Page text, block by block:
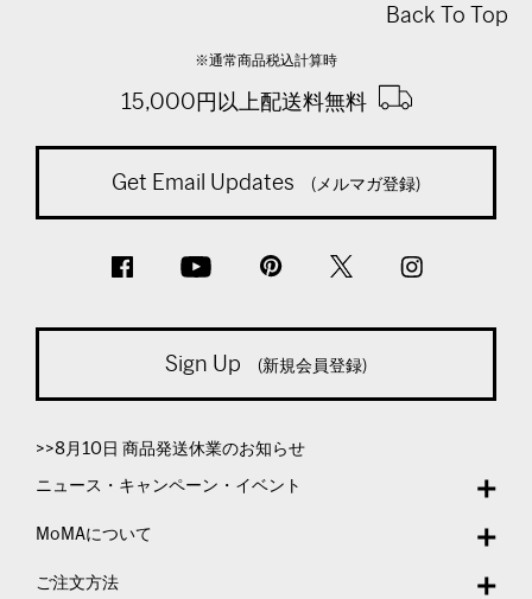
Back To Top
※通常商品税込計算時
15,000円以上配送料無料
Get Email Updates (メルマガ登録)
Sign Up (新規会員登録)
>>8月10日 商品発送休業のお知らせ
ニュース・キャンペーン・イベント
MoMAについて
ご注文方法